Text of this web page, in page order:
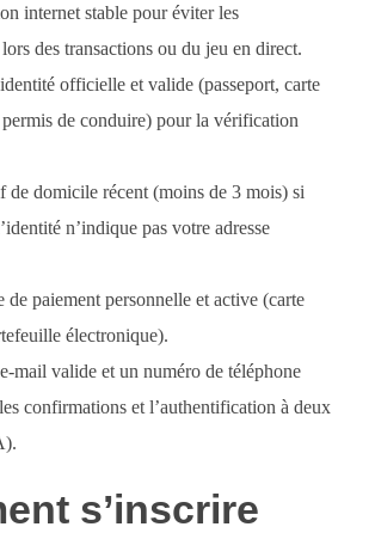
internet stable pour éviter les
des transactions ou du jeu en direct.
officielle et valide (passeport, carte
de conduire) pour la vérification
de domicile récent (moins de 3 mois) si
n’indique pas votre adresse
de paiement personnelle et active (carte
électronique).
mail valide et un numéro de téléphone
confirmations et l’authentification à deux
s’inscrire